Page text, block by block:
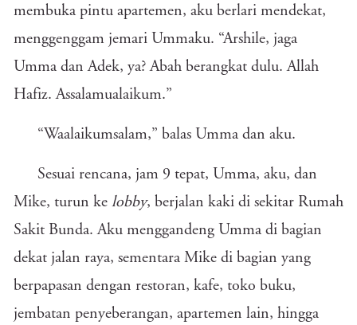
membuka pintu apartemen, aku berlari mendekat,
menggenggam jemari Ummaku. “Arshile, jaga
Umma dan Adek, ya? Abah berangkat dulu. Allah
Hafiz. Assalamualaikum.”
“Waalaikumsalam,” balas Umma dan aku.
Sesuai rencana, jam 9 tepat, Umma, aku, dan
Mike, turun ke lobby, berjalan kaki di sekitar Rumah
Sakit Bunda. Aku menggandeng Umma di bagian
dekat jalan raya, sementara Mike di bagian yang
berpapasan dengan restoran, kafe, toko buku,
jembatan penyeberangan, apartemen lain, hingga